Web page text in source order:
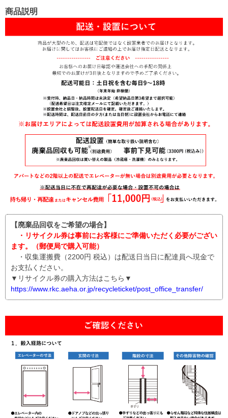
商品説明
【廃棄品回収をご希望の場合】
・リサイクル券は事前にお客様にご準備いただく必要がござい
ます。（郵便局で購入可能）
・収集運搬費（2200円 税込）は配送日当日に配達員へ現金で
お支払ください。
▼リサイクル券の購入方法はこちら▼
https://www.rkc.aeha.or.jp/recycleticket/post_office_transfer/